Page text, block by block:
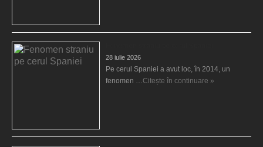
28 iulie 2026
Pe cerul Spaniei a avut loc, în 2014, un
fenomen …Citește în continuare »